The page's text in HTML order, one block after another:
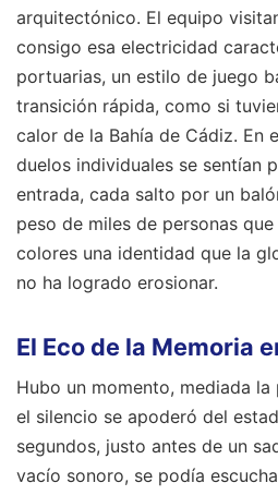
arquitectónico. El equipo
consigo esa electricidad
portuarias, un estilo de juego
transición rápida, como si
calor de la Bahía de Cádiz. En
duelos individuales se sentían
entrada, cada salto por un
peso de miles de personas
colores una identidad que la
no ha logrado erosionar.
El Eco de la Memoria
Hubo un momento, mediada
el silencio se apoderó del
segundos, justo antes de un
vacío sonoro, se podía